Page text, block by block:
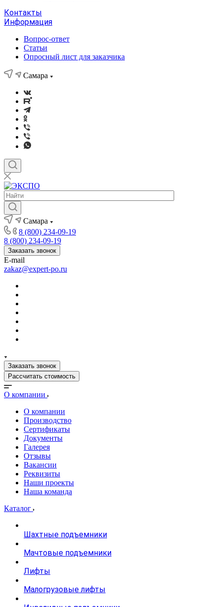
Контакты
Информация
Вопрос-ответ
Статьи
Опросный лист для заказчика
Самара
Самара
8 (800) 234-09-19
8 (800) 234-09-19
Заказать звонок
E-mail
zakaz@expert-po.ru
Заказать звонок
Рассчитать стоимость
О компании
О компании
Производство
Сертификаты
Документы
Галерея
Отзывы
Вакансии
Реквизиты
Наши проекты
Наша команда
Каталог
Шахтные подъемники
Мачтовые подъемники
Лифты
Малогрузовые лифты